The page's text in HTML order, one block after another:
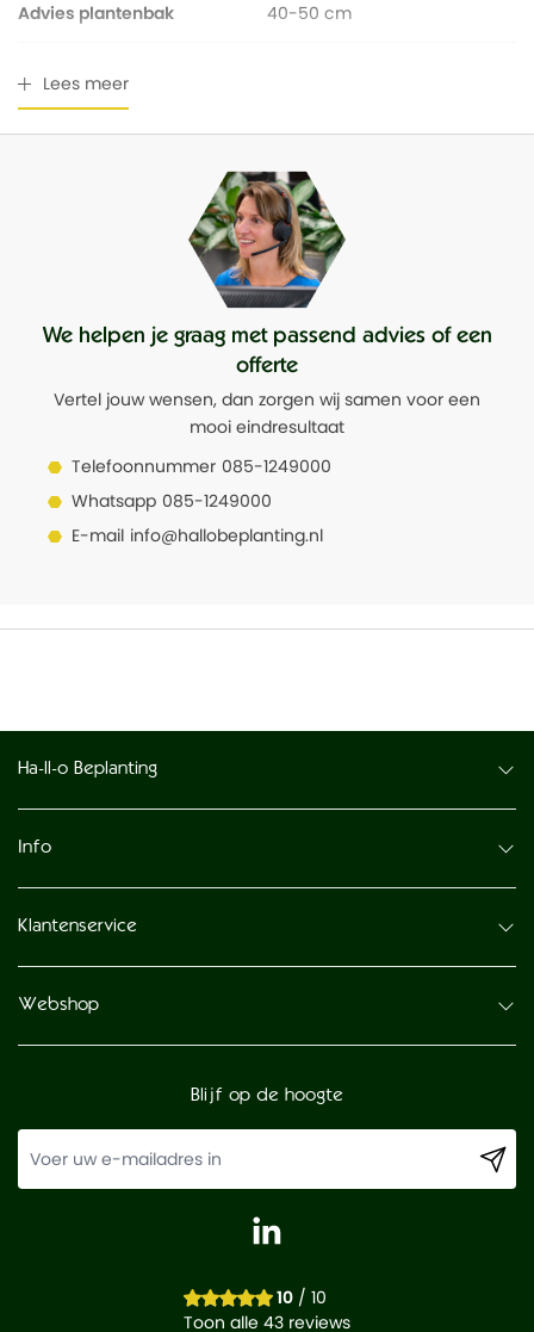
Advies plantenbak 40-50 cm
Breedte 70
Lees meer
We helpen je graag met passend advies of een
offerte
Vertel jouw wensen, dan zorgen wij samen voor een
mooi eindresultaat
Telefoonnummer 085-1249000
Whatsapp 085-1249000
E-mail info@hallobeplanting.nl
Ha-ll-o Beplanting
Info
Klantenservice
Webshop
Blijf op de hoogte
10/ 10
Toon alle 43 reviews